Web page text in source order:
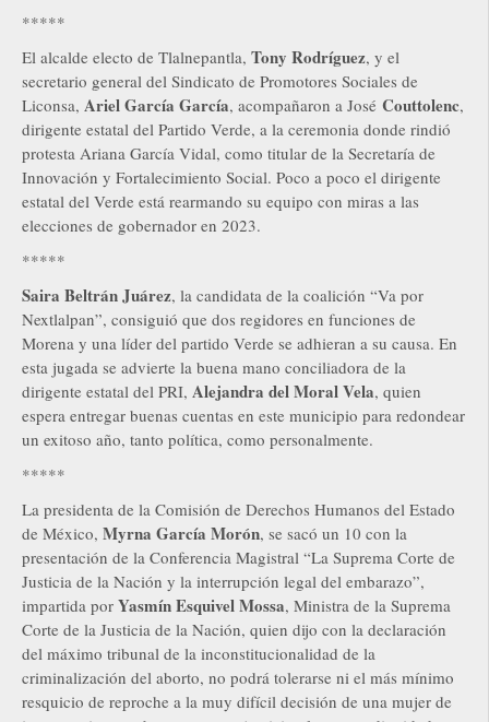
*****
El alcalde electo de Tlalnepantla, Tony Rodríguez, y el
secretario general del Sindicato de Promotores Sociales de
Liconsa, Ariel García García, acompañaron a José Couttolenc,
dirigente estatal del Partido Verde, a la ceremonia donde rindió
protesta Ariana García Vidal, como titular de la Secretaría de
Innovación y Fortalecimiento Social. Poco a poco el dirigente
estatal del Verde está rearmando su equipo con miras a las
elecciones de gobernador en 2023.
*****
Saira Beltrán Juárez, la candidata de la coalición “Va por
Nextlalpan”, consiguió que dos regidores en funciones de
Morena y una líder del partido Verde se adhieran a su causa. En
esta jugada se advierte la buena mano conciliadora de la
dirigente estatal del PRI, Alejandra del Moral Vela, quien
espera entregar buenas cuentas en este municipio para redondear
un exitoso año, tanto política, como personalmente.
*****
La presidenta de la Comisión de Derechos Humanos del Estado
de México, Myrna García Morón, se sacó un 10 con la
presentación de la Conferencia Magistral “La Suprema Corte de
Justicia de la Nación y la interrupción legal del embarazo”,
impartida por Yasmín Esquivel Mossa, Ministra de la Suprema
Corte de la Justicia de la Nación, quien dijo con la declaración
del máximo tribunal de la inconstitucionalidad de la
criminalización del aborto, no podrá tolerarse ni el más mínimo
resquicio de reproche a la muy difícil decisión de una mujer de